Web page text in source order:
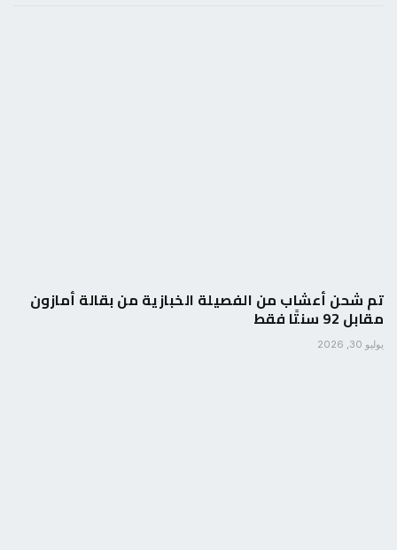
تم شحن أعشاب من الفصيلة الخبازية من بقالة أمازون
مقابل 92 سنتًا فقط
يوليو 30, 2026